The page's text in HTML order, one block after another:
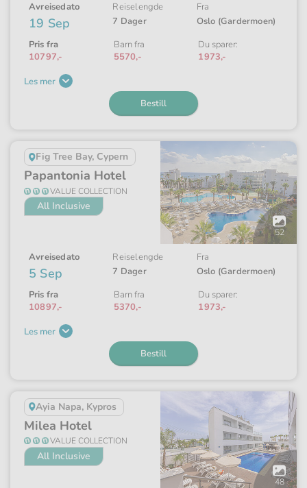
Avreisedato
19 Sep
Reiselengde
7 Dager
Fra
Oslo (Gardermoen)
Pris fra
10797,-
Barn fra
5570,-
Du sparer:
1973,-
Les mer
Bestill
Fig Tree Bay, Cypern
Papantonia Hotel
VALUE COLLECTION
All Inclusive
Åpne
galleriet
52
Avreisedato
5 Sep
Reiselengde
7 Dager
Fra
Oslo (Gardermoen)
Pris fra
10897,-
Barn fra
5370,-
Du sparer:
1973,-
Les mer
Bestill
Ayia Napa, Kypros
Milea Hotel
VALUE COLLECTION
All Inclusive
Åpne
galleriet
48